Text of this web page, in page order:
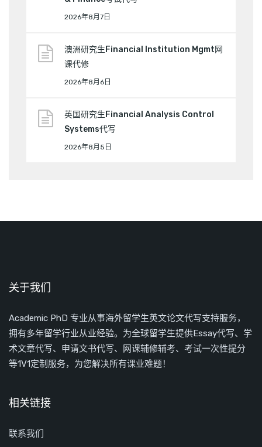
2026年8月7日
澳洲研究生Financial Institution Mgmt网
课代修
2026年8月6日
英国研究生Financial Analysis Control
Systems代写
2026年8月5日
关于我们
Academic PhD 专业从事海外留学生英文论文代写支持服务，
拥有多年留学行业从业经验。为全球留学生提供Essay代写、学
术文章代写、申请文书代写、网课辅修辅考、考试一次性提分
等1V1定制服务，为您解决所有课业难题！
相关链接
联系我们